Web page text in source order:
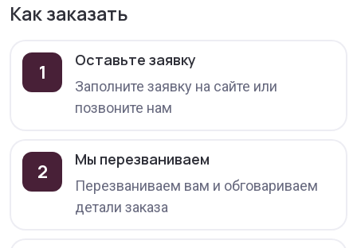
Как заказать
1
Оставьте заявку
Заполните заявку на сайте или
позвоните нам
2
Мы перезваниваем
Перезваниваем вам и обговариваем
детали заказа